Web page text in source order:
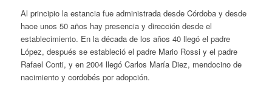
Al principio la estancia fue administrada desde Córdoba y desde
hace unos 50 años hay presencia y dirección desde el
establecimiento. En la década de los años 40 llegó el padre
López, después se estableció el padre Mario Rossi y el padre
Rafael Conti, y en 2004 llegó Carlos María Diez, mendocino de
nacimiento y cordobés por adopción.